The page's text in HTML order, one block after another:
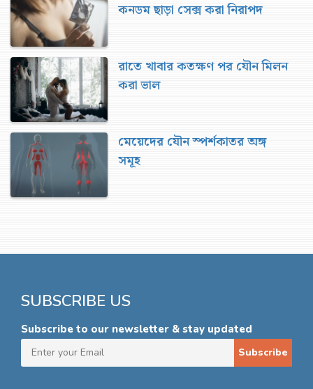
কনডম ছাড়া সেক্স করা নিরাপদ
রাতে খাবার কতক্ষণ পর যৌন মিলন
করা ভাল
মেয়েদের যৌন স্পর্শকাতর অঙ্গ
সমূহ
SUBSCRIBE US
Subscribe to our newsletter & stay updated
Subscribe